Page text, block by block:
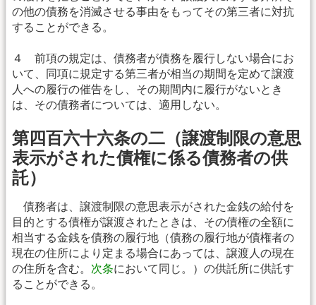
の他の債務を消滅させる事由をもってその第三者に対抗
することができる。
４ 前項の規定は、債務者が債務を履行しない場合にお
いて、同項に規定する第三者が相当の期間を定めて譲渡
人への履行の催告をし、その期間内に履行がないとき
は、その債務者については、適用しない。
第四百六十六条の二（譲渡制限の意思
表示がされた債権に係る債務者の供
託）
債務者は、譲渡制限の意思表示がされた金銭の給付を
目的とする債権が譲渡されたときは、その債権の全額に
相当する金銭を債務の履行地（債務の履行地が債権者の
現在の住所により定まる場合にあっては、譲渡人の現在
の住所を含む。 次条において同じ。）の供託所に供託す
ることができる。